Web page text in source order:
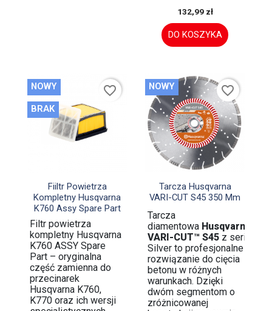
132,99 zł
DO KOSZYKA
Szybki podgląd
Fiiltr Powietrza
Kompletny Husqvarna
K760 Assy Spare Part
Filtr powietrza
kompletny Husqvarna
K760 ASSY Spare
Part – oryginalna
część zamienna do
przecinarek
Husqvarna K760,
K770 oraz ich wersji
NOWY
BRAK
favorite_border
Szybki podgląd
Tarcza Husqvarna
VARI-CUT S45 350 Mm
Tarcza
diamentowa Husqvarna
VARI-CUT™ S45z serii
Silver to profesjonalne
rozwiązanie do cięcia
betonu w różnych
warunkach. Dzięki
dwóm segmentom o
zróżnicowanej
NOWY favorite_border